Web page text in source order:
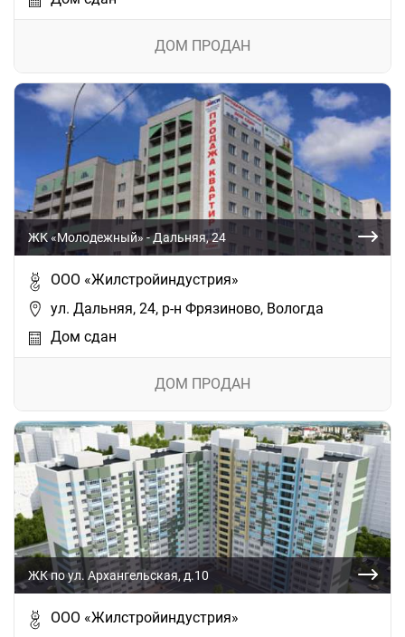
ДОМ ПРОДАН
ЖК «Молодежный» - Дальняя, 24
ООО «Жилстройиндустрия»
ул. Дальняя, 24, р-н Фрязиново, Вологда
Дом сдан
ДОМ ПРОДАН
ЖК по ул. Архангельская, д.10
ООО «Жилстройиндустрия»